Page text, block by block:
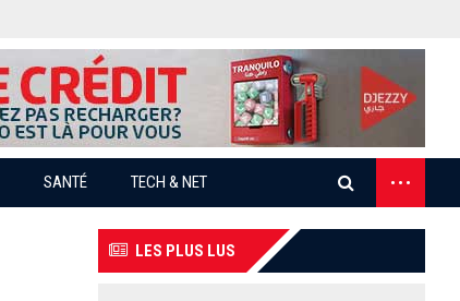
SANTÉ TECH & NET
...
LES PLUS LUS